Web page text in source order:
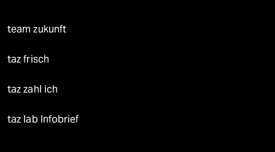
team zukunft
taz frisch
taz zahl ich
taz lab Infobrief